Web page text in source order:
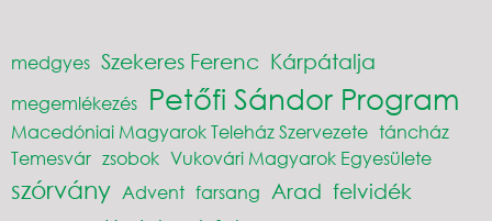
medgyes Szekeres Ferenc Kárpátalja
megemlékezés Petőfi Sándor Program
Macedóniai Magyarok Teleház Szervezete táncház
Temesvár zsobok Vukovári Magyarok Egyesülete
szórvány Advent farsang Arad felvidék